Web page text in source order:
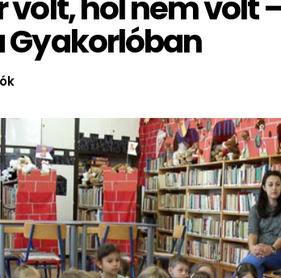
Gyakorlóban